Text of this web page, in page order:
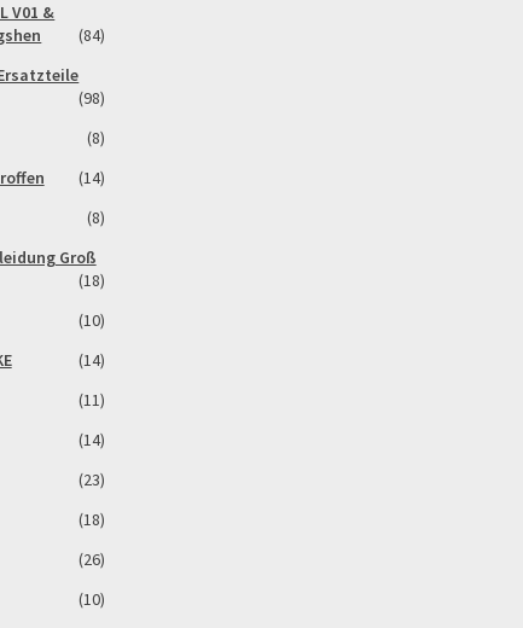
V01 &
(84)
(98)
(8)
(14)
(8)
Groß
(18)
(10)
(14)
(11)
(14)
(23)
(18)
(26)
(10)